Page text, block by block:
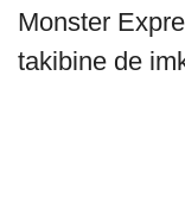
Monster
takibine de